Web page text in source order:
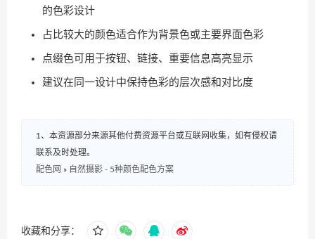
的色彩设计
占比较大的颜色适合作为背景色或主要界面色彩
点缀色可用于按钮、链接、重要信息高亮显示
建议在同一设计中保持色彩的层次感和对比度
1、本资源部分来源其他付费资源平台或互联网收集，如有侵权请
联系及时处理。
配色网 » 自然摄影 - 5种颜色配色方案
收藏和分享：